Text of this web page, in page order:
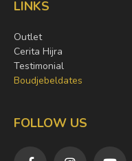
LINKS
Outlet
Cerita Hijra
Testimonial
Boudjebeldates
FOLLOW US